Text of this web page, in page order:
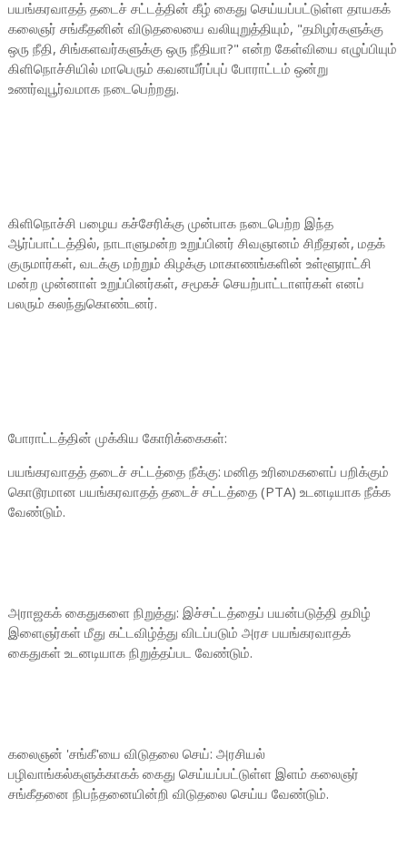
பயங்கரவாதத் தடைச் சட்டத்தின் கீழ் கைது செய்யப்பட்டுள்ள தாயகக்
கலைஞர் சங்கீதனின் விடுதலையை வலியுறுத்தியும், "தமிழர்களுக்கு
ஒரு நீதி, சிங்களவர்களுக்கு ஒரு நீதியா?" என்ற கேள்வியை எழுப்பியும்
கிளிநொச்சியில் மாபெரும் கவனயீர்ப்புப் போராட்டம் ஒன்று
உணர்வுபூர்வமாக நடைபெற்றது.
கிளிநொச்சி பழைய கச்சேரிக்கு முன்பாக நடைபெற்ற இந்த
ஆர்ப்பாட்டத்தில், நாடாளுமன்ற உறுப்பினர் சிவஞானம் சிறீதரன், மதக்
குருமார்கள், வடக்கு மற்றும் கிழக்கு மாகாணங்களின் உள்ளூராட்சி
மன்ற முன்னாள் உறுப்பினர்கள், சமூகச் செயற்பாட்டாளர்கள் எனப்
பலரும் கலந்துகொண்டனர்.
போராட்டத்தின் முக்கிய கோரிக்கைகள்:
பயங்கரவாதத் தடைச் சட்டத்தை நீக்கு: மனித உரிமைகளைப் பறிக்கும்
கொடூரமான பயங்கரவாதத் தடைச் சட்டத்தை (PTA) உடனடியாக நீக்க
வேண்டும்.
அராஜகக் கைதுகளை நிறுத்து: இச்சட்டத்தைப் பயன்படுத்தி தமிழ்
இளைஞர்கள் மீது கட்டவிழ்த்து விடப்படும் அரச பயங்கரவாதக்
கைதுகள் உடனடியாக நிறுத்தப்பட வேண்டும்.
கலைஞன் 'சங்கீ'யை விடுதலை செய்: அரசியல்
பழிவாங்கல்களுக்காகக் கைது செய்யப்பட்டுள்ள இளம் கலைஞர்
சங்கீதனை நிபந்தனையின்றி விடுதலை செய்ய வேண்டும்.